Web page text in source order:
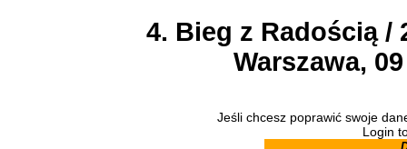
4. Bieg z Radością /
Warszawa,
Jeśli chcesz poprawić swoje
Login